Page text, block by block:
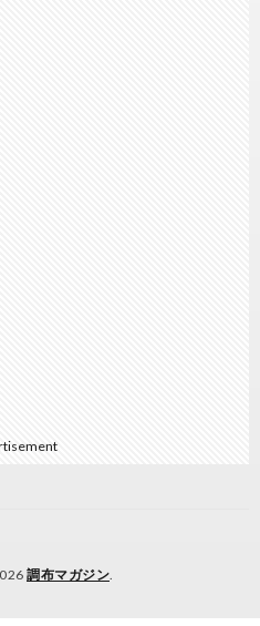
調布マガジン.